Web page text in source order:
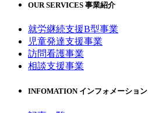
OUR SERVICES 事業紹介
就労継続支援B型事業
児童発達支援事業
訪問看護事業
相談支援事業
INFOMATIONインフォメーション